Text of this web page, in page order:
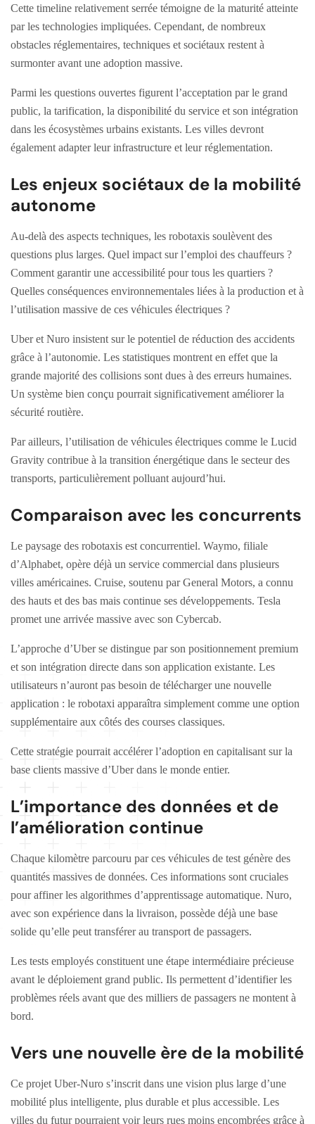
Cette timeline relativement serrée témoigne de la maturité atteinte
par les technologies impliquées. Cependant, de nombreux
obstacles réglementaires, techniques et sociétaux restent à
surmonter avant une adoption massive.
Parmi les questions ouvertes figurent l’acceptation par le grand
public, la tarification, la disponibilité du service et son intégration
dans les écosystèmes urbains existants. Les villes devront
également adapter leur infrastructure et leur réglementation.
Les enjeux sociétaux de la mobilité
autonome
Au-delà des aspects techniques, les robotaxis soulèvent des
questions plus larges. Quel impact sur l’emploi des chauffeurs ?
Comment garantir une accessibilité pour tous les quartiers ?
Quelles conséquences environnementales liées à la production et à
l’utilisation massive de ces véhicules électriques ?
Uber et Nuro insistent sur le potentiel de réduction des accidents
grâce à l’autonomie. Les statistiques montrent en effet que la
grande majorité des collisions sont dues à des erreurs humaines.
Un système bien conçu pourrait significativement améliorer la
sécurité routière.
Par ailleurs, l’utilisation de véhicules électriques comme le Lucid
Gravity contribue à la transition énergétique dans le secteur des
transports, particulièrement polluant aujourd’hui.
Comparaison avec les concurrents
Le paysage des robotaxis est concurrentiel. Waymo, filiale
d’Alphabet, opère déjà un service commercial dans plusieurs
villes américaines. Cruise, soutenu par General Motors, a connu
des hauts et des bas mais continue ses développements. Tesla
promet une arrivée massive avec son Cybercab.
L’approche d’Uber se distingue par son positionnement premium
et son intégration directe dans son application existante. Les
utilisateurs n’auront pas besoin de télécharger une nouvelle
application : le robotaxi apparaîtra simplement comme une option
supplémentaire aux côtés des courses classiques.
Cette stratégie pourrait accélérer l’adoption en capitalisant sur la
base clients massive d’Uber dans le monde entier.
L’importance des données et de
l’amélioration continue
Chaque kilomètre parcouru par ces véhicules de test génère des
quantités massives de données. Ces informations sont cruciales
pour affiner les algorithmes d’apprentissage automatique. Nuro,
avec son expérience dans la livraison, possède déjà une base
solide qu’elle peut transférer au transport de passagers.
Les tests employés constituent une étape intermédiaire précieuse
avant le déploiement grand public. Ils permettent d’identifier les
problèmes réels avant que des milliers de passagers ne montent à
bord.
Vers une nouvelle ère de la mobilité
Ce projet Uber-Nuro s’inscrit dans une vision plus large d’une
mobilité plus intelligente, plus durable et plus accessible. Les
villes du futur pourraient voir leurs rues moins encombrées grâce à